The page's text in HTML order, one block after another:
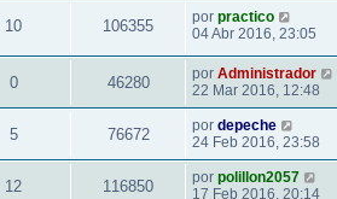
10 106355 por practico
04 Abr 2016, 23:05
0 46280 por Administrador
22 Mar 2016, 12:48
5 76672 por depeche
24 Feb 2016, 23:58
12 116850 por polillon2057
17 Feb 2016, 20:14